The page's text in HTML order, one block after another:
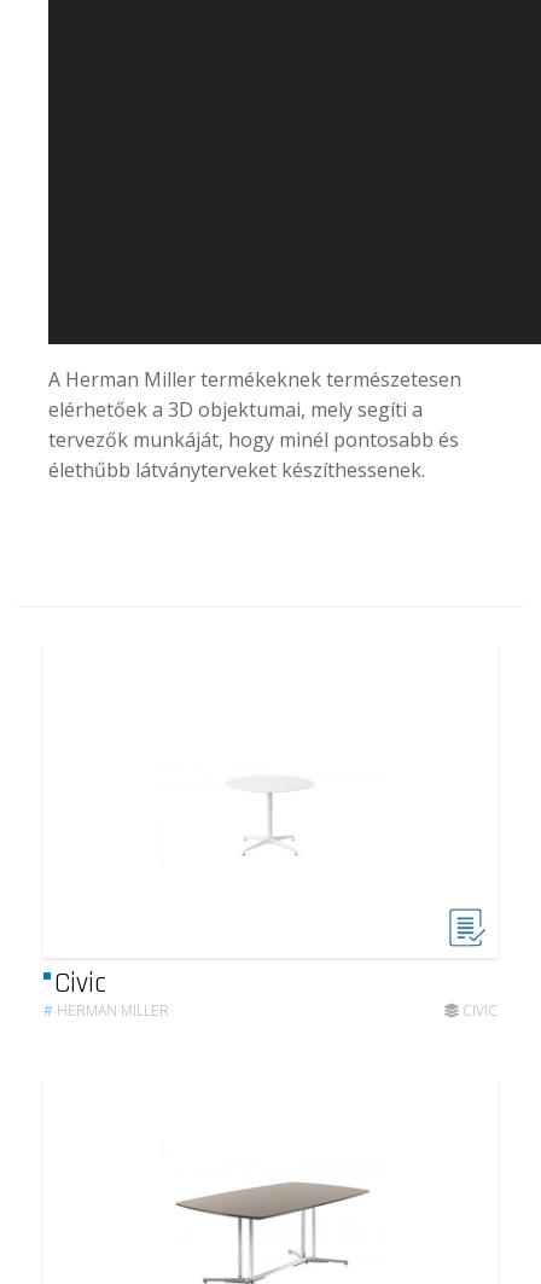
A Herman Millertermékeknek természetesen
elérhetőek a 3D objektumai, mely segíti a
tervezők munkáját, hogy minél pontosabb és
élethűbb látványterveket készíthessenek.
Civic
# HERMAN MILLER CIVIC